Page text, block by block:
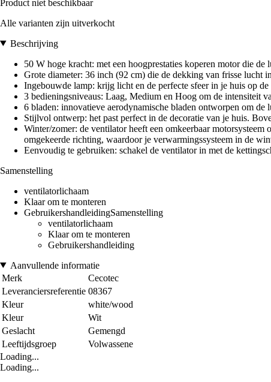
Product niet beschikbaar
Alle varianten zijn uitverkocht
Beschrijving
50 W hoge kracht: met een hoogprestaties koperen motor die
Grote diameter: 36 inch (92 cm) die de dekking van frisse lucht
Ingebouwde lamp: krijg licht en de perfecte sfeer in je huis op
3 bedieningsniveaus: Laag, Medium en Hoog om de intensiteit
6 bladen: innovatieve aerodynamische bladen ontworpen om de
Stijlvol ontwerp: het past perfect in de decoratie van je huis.
Winter/zomer: de ventilator heeft een omkeerbaar
omgekeerde richting, waardoor je verwarmingssysteem in de
Eenvoudig te gebruiken: schakel de ventilator in met de
Samenstelling
ventilatorlichaam
Klaar om te monteren
GebruikershandleidingSamenstelling
ventilatorlichaam
Klaar om te monteren
Gebruikershandleiding
Aanvullende informatie
Merk
Cecotec
Leveranciersreferentie 08367
Kleur
white/wood
Kleur
Wit
Geslacht
Gemengd
Leeftijdsgroep
Volwassene
Loading...
Loading...